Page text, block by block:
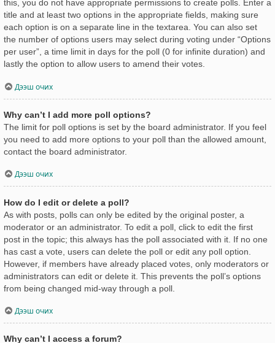
this, you do not have appropriate permissions to create polls. Enter a
title and at least two options in the appropriate fields, making sure
each option is on a separate line in the textarea. You can also set
the number of options users may select during voting under “Options
per user”, a time limit in days for the poll (0 for infinite duration) and
lastly the option to allow users to amend their votes.
Дээш очих
Why can’t I add more poll options?
The limit for poll options is set by the board administrator. If you feel
you need to add more options to your poll than the allowed amount,
contact the board administrator.
Дээш очих
How do I edit or delete a poll?
As with posts, polls can only be edited by the original poster, a
moderator or an administrator. To edit a poll, click to edit the first
post in the topic; this always has the poll associated with it. If no one
has cast a vote, users can delete the poll or edit any poll option.
However, if members have already placed votes, only moderators or
administrators can edit or delete it. This prevents the poll’s options
from being changed mid-way through a poll.
Дээш очих
Why can’t I access a forum?